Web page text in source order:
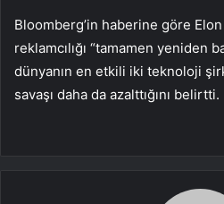
Bloomberg’in haberine göre Elon
reklamcılığı “tamamen yeniden
dünyanın en etkili iki teknoloji
savaşı daha da azalttığını belirtti.